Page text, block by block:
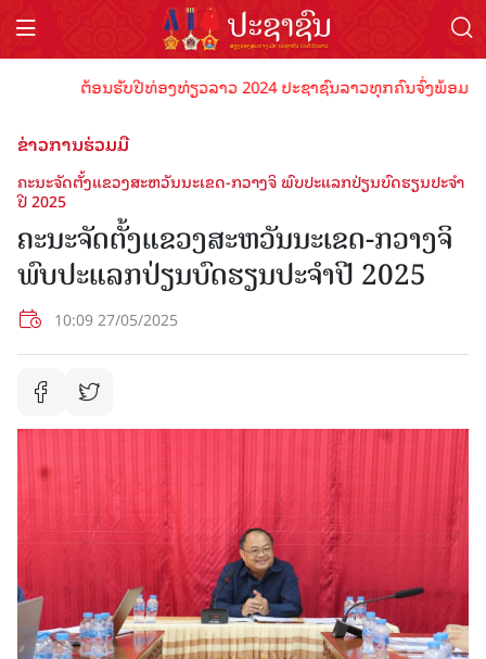
ຕ້ອນຮັບປີທ່ອງທ່ຽວລາວ 2024 ປະຊາຊົນລາວທຸກຄົນຈົ່ງພ້ອມເປັ
ຂ່າວການຮ່ວມມື
ຄະນະຈັດຕັ້ງແຂວງສະຫວັນນະເຂດ-ກວາງຈິ ພົບປະແລກປ່ຽນບົດຮຽນປະຈໍາ
ປີ 2025
ຄະນະຈັດຕັ້ງແຂວງສະຫວັນນະເຂດ-ກວາງຈິ
ພົບປະແລກປ່ຽນບົດຮຽນປະຈໍາປີ 2025
10:09 27/05/2025